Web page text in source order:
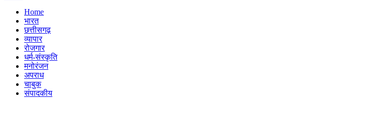
Home
भारत
छत्तीसगढ़
व्यापार
रोजगार
धर्म-संस्कृति
मनोरंजन
अपराध
चाबुक
संपादकीय